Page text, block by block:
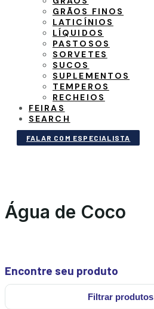
GRÃOS FINOS
LATICÍNIOS
LÍQUIDOS
PASTOSOS
SORVETES
SUCOS
SUPLEMENTOS
TEMPEROS
RECHEIOS
FEIRAS
SEARCH
FALAR COM ESPECIALISTA
Água de Coco
Encontre seu produto
Filtrar produtos